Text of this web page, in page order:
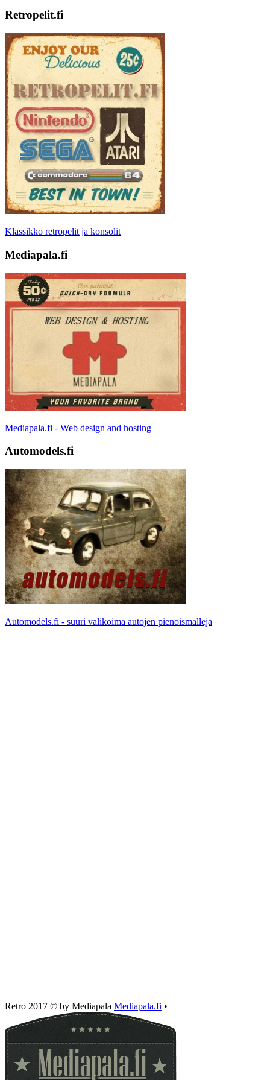
Retropelit.fi
Klassikko retropelit ja konsolit
Mediapala.fi
Mediapala.fi - Web design and hosting
Automodels.fi
Automodels.fi - suuri valikoima autojen pienoismalleja
Retro 2017 © by Mediapala Mediapala.fi •